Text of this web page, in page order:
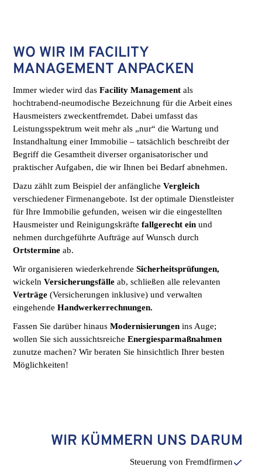
WO WIR IM FACILITY
MANAGEMENT ANPACKEN
Immer wieder wird das Facility Management als
hochtrabend-neumodische Bezeichnung für die Arbeit eines
Hausmeisters zweckentfremdet. Dabei umfasst das
Leistungsspektrum weit mehr als „nur“ die Wartung und
Instandhaltung einer Immobilie – tatsächlich beschreibt der
Begriff die Gesamtheit diverser organisatorischer und
praktischer Aufgaben, die wir Ihnen bei Bedarf abnehmen.
Dazu zählt zum Beispiel der anfängliche Vergleich
verschiedener Firmenangebote. Ist der optimale Dienstleister
für Ihre Immobilie gefunden, weisen wir die eingestellten
Hausmeister und Reinigungskräfte fallgerecht ein und
nehmen durchgeführte Aufträge auf Wunsch durch
Ortstermine ab.
Wir organisieren wiederkehrende Sicherheitsprüfungen,
wickeln Versicherungsfälle ab, schließen alle relevanten
Verträge (Versicherungen inklusive) und verwalten
eingehende Handwerkerrechnungen.
Fassen Sie darüber hinaus Modernisierungen ins Auge;
wollen Sie sich aussichtsreiche Energiesparmaßnahmen
zunutze machen? Wir beraten Sie hinsichtlich Ihrer besten
Möglichkeiten!
WIR KÜMMERN UNS DARUM
Steuerung von Fremdfirmen